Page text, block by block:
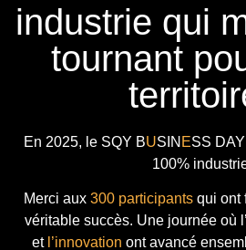
industrie qui
tournant
En 2025, le SQY BUSIN ESS DAY
100%
Merci aux 300 participantsqui ont
véritable succès. Une journée où
et l’innovation ont avancé